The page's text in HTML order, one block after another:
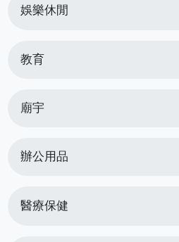
娛樂休閒
教育
廟宇
辦公用品
醫療保健